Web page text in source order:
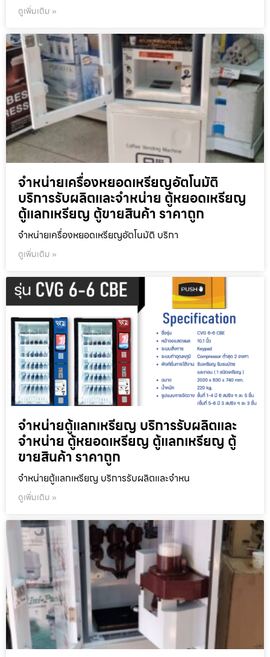
ดูเพิ่มเติม »
จำหน่ายเครื่องหยอดเหรียญ​อัตโนมัติ
บริการรับผลิตและจำหน่าย ตู้หยอดเหรียญ
ตู้แลกเหรียญ ตู้ขายสินค้า ราคาถูก
จำหน่ายเครื่องหยอดเหรียญ​อัตโนมัติ บริกา
ดูเพิ่มเติม »
จำหน่ายตู้แลกเหรียญ บริการรับผลิตและ
จำหน่าย ตู้หยอดเหรียญ ตู้แลกเหรียญ ตู้
ขายสินค้า ราคาถูก
จำหน่ายตู้แลกเหรียญ บริการรับผลิตและจำหน
ดูเพิ่มเติม »